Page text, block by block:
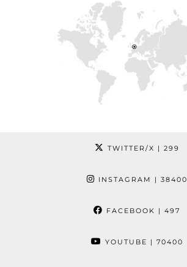
TWITTER/X | 299
INSTAGRAM | 38400
FACEBOOK | 497
YOUTUBE | 70400